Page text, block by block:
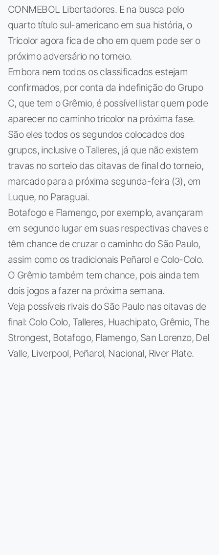
CONMEBOL Libertadores. E na busca pelo
quarto título sul-americano em sua história, o
Tricolor agora fica de olho em quem pode ser o
próximo adversário no torneio.
Embora nem todos os classificados estejam
confirmados, por conta da indefinição do Grupo
C, que tem o Grêmio, é possível listar quem pode
aparecer no caminho tricolor na próxima fase.
São eles todos os segundos colocados dos
grupos, inclusive o Talleres, já que não existem
travas no sorteio das oitavas de final do torneio,
marcado para a próxima segunda-feira (3), em
Luque, no Paraguai.
Botafogo e Flamengo, por exemplo, avançaram
em segundo lugar em suas respectivas chaves e
têm chance de cruzar o caminho do São Paulo,
assim como os tradicionais Peñarol e Colo-Colo.
O Grêmio também tem chance, pois ainda tem
dois jogos a fazer na próxima semana.
Veja possíveis rivais do São Paulo nas oitavas de
final: Colo Colo, Talleres, Huachipato, Grêmio, The
Strongest, Botafogo, Flamengo, San Lorenzo, Del
Valle, Liverpool, Peñarol, Nacional, River Plate.